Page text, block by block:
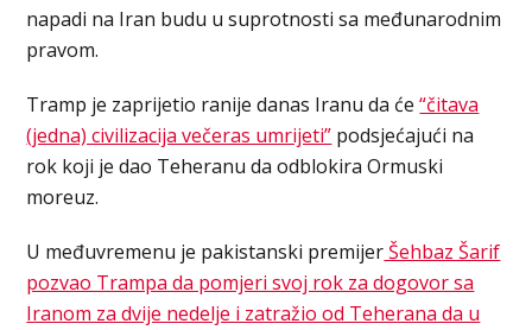
napadi na Iran budu u suprotnosti sa međunarodnim
pravom.
Tramp je zaprijetio ranije danas Iranu da će“čitava
(jedna) civilizacija večeras umrijeti” podsjećajući na
rok koji je dao Teheranu da odblokira Ormuski
moreuz.
U međuvremenu je pakistanski premijerŠehbaz Šarif
pozvao Trampa da pomjeri svoj rok za dogovor sa
Iranom za dvije nedelje i zatražio od Teherana da u